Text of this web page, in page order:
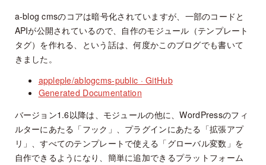
a-blog cmsのコアは暗号化されていますが、一部のコードと
APIが公開されているので、自作のモジュール（テンプレート
タグ）を作れる、という話は、何度かこのブログでも書いて
きました。
appleple/ablogcms-public · GitHub
Generated Documentation
バージョン1.6以降は、モジュールの他に、WordPressのフィ
ルターにあたる「フック」、プラグインにあたる「拡張アプ
リ」、すべてのテンプレートで使える「グローバル変数」を
自作できるようになり、簡単に追加できるプラットフォーム